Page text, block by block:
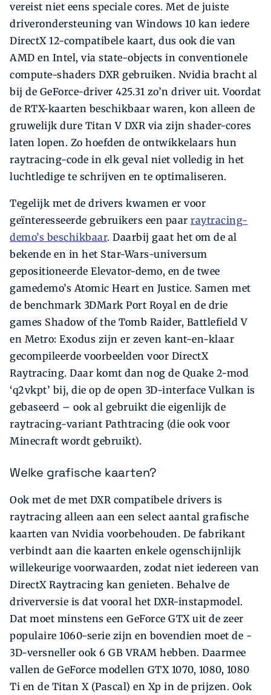
vereist niet eens speciale cores. Met de juiste
driverondersteuning van Windows 10 kan iedere
DirectX 12-compatibele kaart, dus ook die van
AMD en Intel, via state-objects in conventio­nele
compute-shaders DXR gebruiken. Nvidia bracht al
bij de GeForce-driver 425.31 zo’n driver uit. Voordat
de RTX-kaarten beschikbaar waren, kon alleen de
gruwe­lijk dure Titan V DXR via zijn shader-cores
laten lopen. Zo hoefden de ontwikkelaars hun
raytracing-code in elk geval niet volledig in het
luchtledige te schrijven en te optimaliseren.
Tegelijk met de drivers kwamen er voor
geïnteresseerde gebruikers een paar raytracing-
demo’s beschikbaar. Daarbij gaat het om de al
bekende en in het Star-Wars-universum
gepositioneerde Elevator-demo, en de twee
gamedemo’s Atomic Heart en Justice. ­Samen met
de benchmark 3DMark Port Royal en de drie
games Shadow of the Tomb Raider, Battlefield V
en ­Metro: Exodus zijn er zeven kant-en-klaar
gecompileerde voorbeelden voor DirectX
Raytracing. Daar komt dan nog de Quake 2-mod
‘q2vkpt’ bij, die op de open 3D-interface Vulkan is
gebaseerd – ook al gebruikt die eigenlijk de
raytracing-variant Pathtracing (die ook voor
Minecraft wordt gebruikt).
Welke grafische kaarten?
Ook met de met DXR compatibele drivers is
raytracing alleen aan een select aantal grafische
kaarten van ­Nvidia voorbehouden. De fabrikant
verbindt aan die kaarten enkele ogenschijnlijk
willekeurige voorwaarden, zodat niet iedereen van
DirectX Raytracing kan genieten. ­Behalve de
driverversie is dat vooral het DXR-instapmodel.
Dat moet minstens een GeForce GTX uit de zeer
populaire 1060-serie zijn en bovendien moet de ­
3D-­versneller ook 6 GB VRAM hebben. Daarmee
vallen de GeForce modellen GTX 1070, 1080, 1080
Ti en de Titan X (Pascal) en Xp in de prijzen. Ook